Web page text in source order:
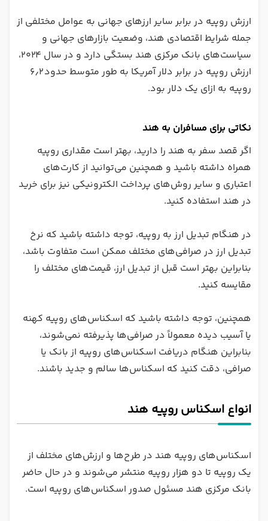
ارزش روپیه در برابر سایر ارزهای جهانی به عوامل مختلفی از
جمله شرایط اقتصادی هند، وضعیت بازارهای جهانی و
سیاست‌های بانک مرکزی هند بستگی دارد و در سال ۲۰۲۴،
ارزش روپیه در برابر دلار آمریکا به طور متوسط حدود ۶٫۲
روپیه به ازای یک دلار بود.
نکاتی برای مسافران به هند
اگر قصد سفر به هند را دارید، بهتر است مقداری روپیه
همراه داشته باشید و همچنین می‌توانید از کارت‌های
اعتباری و سایر روش‌های پرداخت الکترونیکی نیز برای خرید
در هند استفاده کنید.
در هنگام تبدیل ارز به روپیه، توجه داشته باشید که نرخ
تبدیل ارز در صرافی‌های مختلف ممکن است متفاوت باشد،
بنابراین بهتر است قبل از تبدیل ارز، قیمت‌های مختلف را
مقایسه کنید.
همچنین، توجه داشته باشید که اسکناس‌های روپیه کهنه
یا آسیب دیده معمولاً در صرافی‌ها پذیرفته نمی‌شوند،
بنابراین هنگام دریافت اسکناس‌های روپیه از بانک یا
صرافی، دقت کنید که اسکناس‌ها سالم و جدید باشند.
انواع اسکناس روپیه هند
اسکناس‌های روپیه هند در طرح‌ها و ارزش‌های مختلف از
یک روپیه تا دو هزار روپیه منتشر می‌شوند و در حال حاضر
بانک مرکزی هند مسئول صدور اسکناس‌های روپیه است.